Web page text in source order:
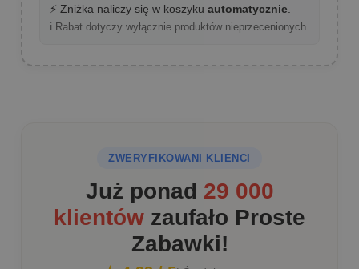
⚡ Zniżka naliczy się w koszyku automatycznie
ℹ️ Rabat dotyczy wyłącznie produktów nieprzecenionych.
ZWERYFIKOWANI KLIENCI
Już ponad 29 000
klientów zaufało Proste
Zabawki!